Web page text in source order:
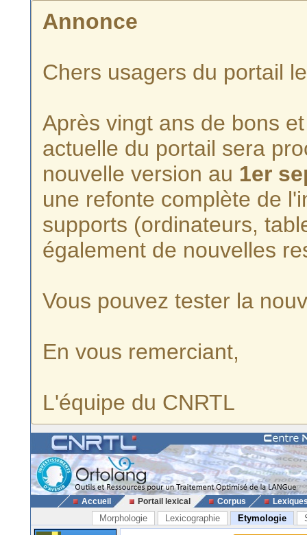
Annonce
Chers usagers du portail
Après vingt ans de bons
actuelle du portail sera
nouvelle version au 1er
une refonte complète de
supports (ordinateurs,
également de nouvelles
Vous pouvez tester la
En vous remerciant,
L'équipe du CNRTL
Accueil Portail lexical Corpus
Morphologie Lexicographie Etymologie